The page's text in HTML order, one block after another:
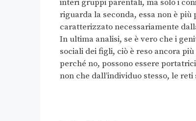
interi gruppi parentali, ma solo i
riguarda la seconda, essa non è
caratterizzato necessariamente
In ultima analisi, se è vero che i
sociali dei figli, ciò è reso ancora
perché no, possono essere
non che dall’individuo stesso, le